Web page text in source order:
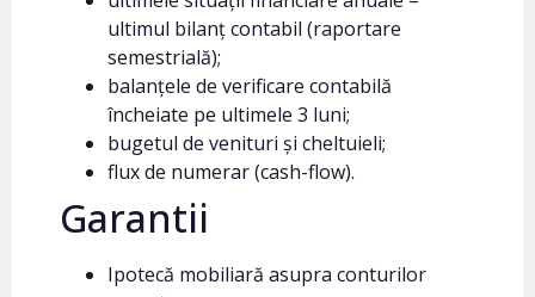
ultimul bilanț contabil (raportare
semestrială);
balanțele de verificare contabilă
încheiate pe ultimele 3 luni;
bugetul de venituri și cheltuieli;
flux de numerar (cash-flow).
Garantii
Ipotecă mobiliară asupra conturilor